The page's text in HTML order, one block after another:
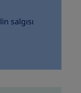
salgısı